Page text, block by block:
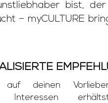
bist,
– myCULTURE
auf deinen
Interessen